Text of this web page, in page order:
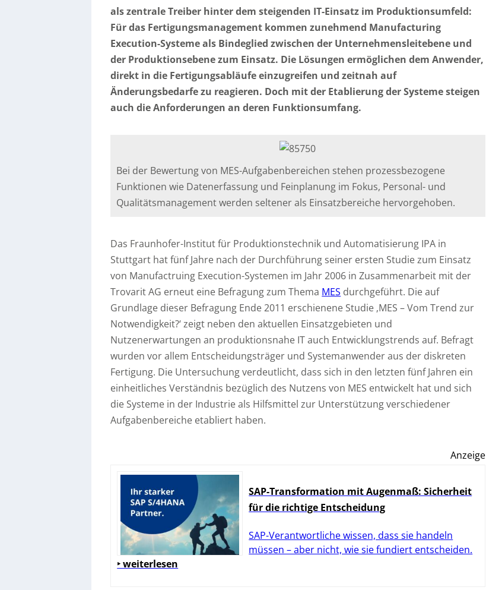
als zentrale Treiber hinter dem steigenden IT-Einsatz im Produktionsumfeld:
Für das Fertigungsmanagement kommen zunehmend Manufacturing
Execution-Systeme als Bindeglied zwischen der Unternehmensleitebene und
der Produktionsebene zum Einsatz. Die Lösungen ermöglichen dem Anwender,
direkt in die Fertigungsabläufe einzugreifen und zeitnah auf
Änderungsbedarfe zu reagieren. Doch mit der Etablierung der Systeme steigen
auch die Anforderungen an deren Funktionsumfang.
Bei der Bewertung von MES-Aufgabenbereichen stehen prozessbezogene
Funktionen wie Datenerfassung und Feinplanung im Fokus, Personal- und
Qualitätsmanagement werden seltener als Einsatzbereiche hervorgehoben.
Das Fraunhofer-Institut für Produktionstechnik und Automatisierung IPA in
Stuttgart hat fünf Jahre nach der Durchführung seiner ersten Studie zum Einsatz
von Manufactruing Execution-Systemen im Jahr 2006 in Zusammenarbeit mit der
Trovarit AG erneut eine Befragung zum Thema MES durchgeführt. Die auf
Grundlage dieser Befragung Ende 2011 erschienene Studie ‚MES – Vom Trend zur
Notwendigkeit?‘ zeigt neben den aktuellen Einsatzgebieten und
Nutzenerwartungen an produktionsnahe IT auch Entwicklungstrends auf. Befragt
wurden vor allem Entscheidungsträger und Systemanwender aus der diskreten
Fertigung. Die Untersuchung verdeutlicht, dass sich in den letzten fünf Jahren ein
einheitliches Verständnis bezüglich des Nutzens von MES entwickelt hat und sich
die Systeme in der Industrie als Hilfsmittel zur Unterstützung verschiedener
Aufgabenbereiche etabliert haben.
Anzeige
SAP-Transformation mit Augenmaß: Sicherheit
für die richtige Entscheidung
SAP-Verantwortliche wissen, dass sie handeln
müssen – aber nicht, wie sie fundiert entscheiden.
‣ weiterlesen